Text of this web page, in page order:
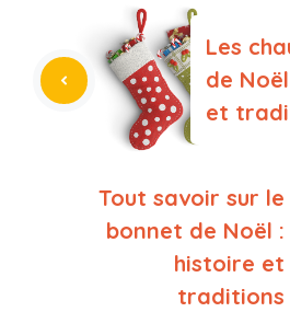
Les
de
et
Tout savoir sur le
bonnet de Noël :
histoire et
traditions